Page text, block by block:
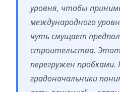
уровня, чтобы
международного
чуть смущает
строительства.
перегружен пробками.
градоначальники